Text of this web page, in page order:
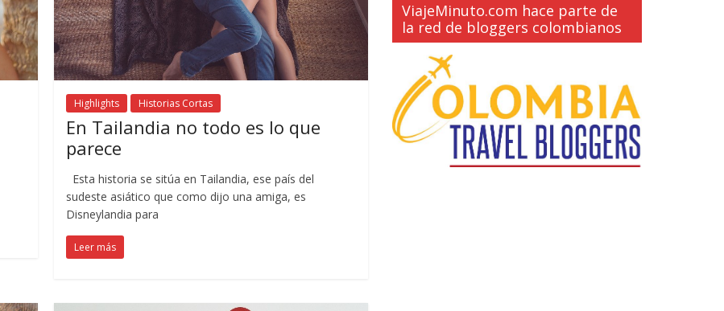
Highlights Historias Cortas
En Tailandia no todo es lo que
parece
Esta historia se sitúa en Tailandia, ese país del
sudeste asiático que como dijo una amiga, es
Disneylandia para
Leer más
ViajeMinuto.com hace parte de
la red de bloggers colombianos